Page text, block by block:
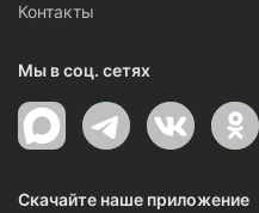
Контакты
Мы в соц. сетях
Скачайте наше приложение